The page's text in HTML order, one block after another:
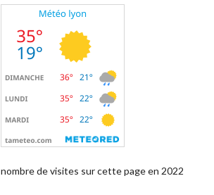
nombre de visites sur cette page en 2022